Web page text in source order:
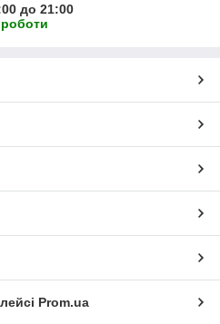
до 21:00
Prom.ua